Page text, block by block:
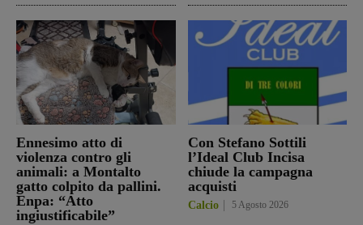
Ennesimo atto di
violenza contro gli
animali: a Montalto
gatto colpito da pallini.
Enpa: “Atto
ingiustificabile”
Con Stefano Sottili
l’Ideal Club Incisa
chiude la campagna
acquisti
Calcio 5 Agosto 2026